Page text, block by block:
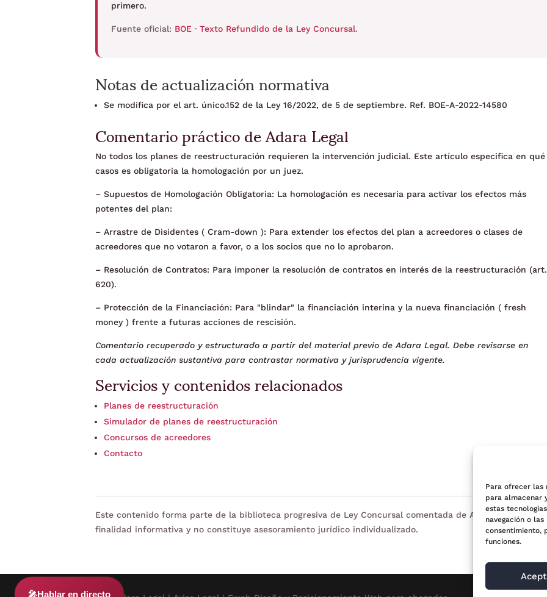
Para ofrecer las
para almacenar
estas
navegación o
consentimiento,
funciones.
primero.
Fuente oficial: BOE · Texto Refundido de la Ley Concursal.
Notas de actualización normativa
Se modifica por el art. único.152 de la Ley 16/2022, de 5 de septiembre. Ref. BOE-A-2022-14580
Comentario práctico de Adara Legal
No todos los planes de reestructuración requieren la intervención judicial. Este artículo especifica en qué
casos es obligatoria la homologación por un juez.
– Supuestos de Homologación Obligatoria: La homologación es necesaria para activar los efectos más
potentes del plan:
– Arrastre de Disidentes ( Cram-down ): Para extender los efectos del plan a acreedores o clases de
acreedores que no votaron a favor, o a los socios que no lo aprobaron.
– Resolución de Contratos: Para imponer la resolución de contratos en interés de la reestructuración (art.
620).
– Protección de la Financiación: Para "blindar" la financiación interina y la nueva financiación ( fresh
money ) frente a futuras acciones de rescisión.
Comentario recuperado y estructurado a partir del material previo de Adara Legal. Debe revisarse en
cada actualización sustantiva para contrastar normativa y jurisprudencia vigente.
Servicios y contenidos relacionados
Planes de reestructuración
Simulador de planes de reestructuración
Concursos de acreedores
Contacto
Este contenido forma parte de la biblioteca progresiva de Ley Concursal comentada de Adara Legal.
finalidad informativa y no constituye asesoramiento jurídico individualizado.
🎤Hablar en directo